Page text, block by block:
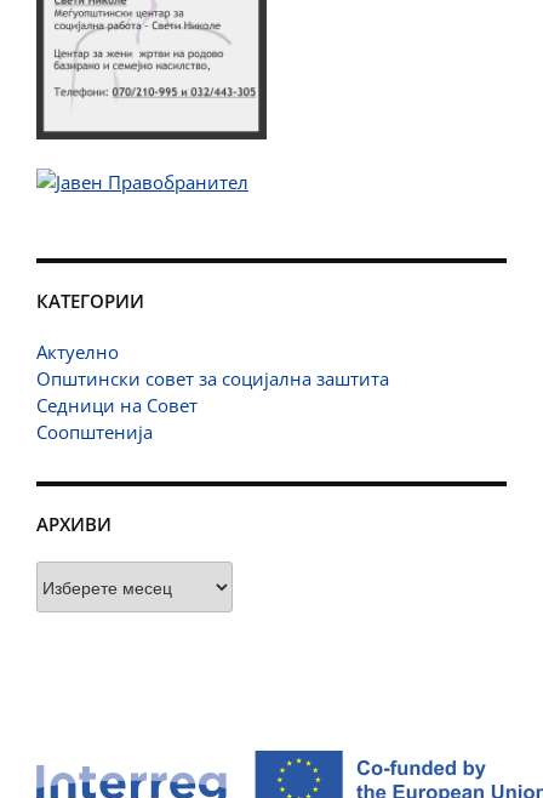
КАТЕГОРИИ
Актуелно
Општински совет за социјална заштита
Седници на Совет
Соопштенија
АРХИВИ